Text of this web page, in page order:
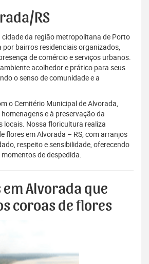
RS
cidade da região metropolitana de Porto
por bairros residenciais organizados,
de comércio e serviços urbanos.
acolhedor e prático para seus
o senso de comunidade e a
o Cemitério Municipal de Alvorada,
e à preservação da
locais. Nossa floricultura realiza
flores em Alvorada – RS, com arranjos
respeito e sensibilidade, oferecendo
de despedida.
Alvorada que
coroas de flores